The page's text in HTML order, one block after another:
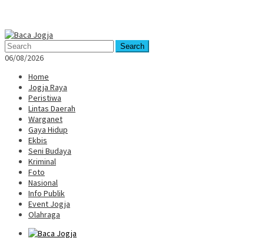
Mobile
Menu
Search
06/08/2026
Home
Jogja Raya
Peristiwa
Lintas Daerah
Warganet
Gaya Hidup
Ekbis
Seni Budaya
Kriminal
Foto
Nasional
Info Publik
Event Jogja
Olahraga